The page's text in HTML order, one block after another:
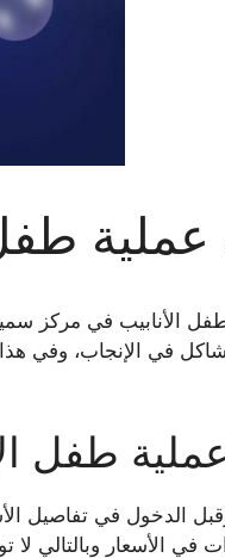
عملية
الأنابيب في مركز
في الإنجاب، وفي
طفل
الدخول في تفاصيل
في الأسعار وبالتالي لا